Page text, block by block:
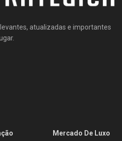
atualizadas e importantes
Mercado De Luxo